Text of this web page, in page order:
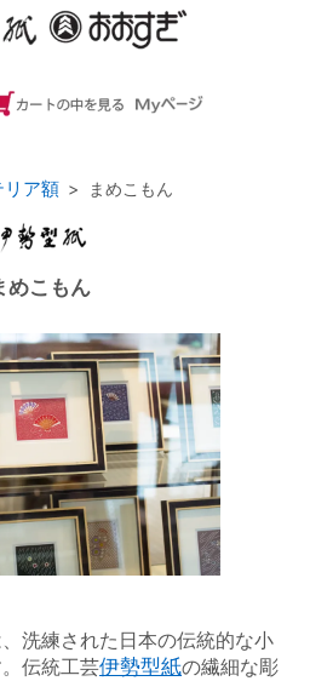
リア額 まめこもん
めこもん
洗練された日本の伝統的な小
伝統工芸伊勢型紙の繊細な彫